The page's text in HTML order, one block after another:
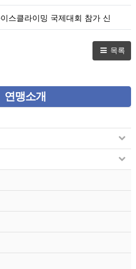
- 홍콩
스클라이밍 국제대회 참가 신
언십 (L,S) 러시아
목록
연맹소개